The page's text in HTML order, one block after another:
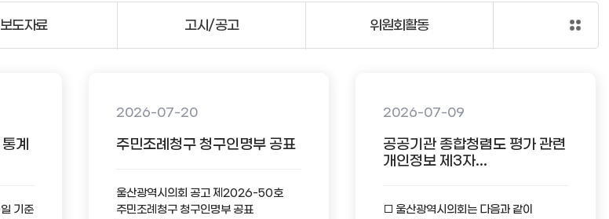
계
기준
2026-07-20
주민조례청구 청구인명부 공표
울산광역시의회 공고 제2026-50호
주민조례청구 청구인명부 공표
2026-07-09
공공기관 종합청렴도 평가 관련
개인정보 제3자...
□ 울산광역시의회는 다음과 같이
보도자료 고시/공고 위원회활동